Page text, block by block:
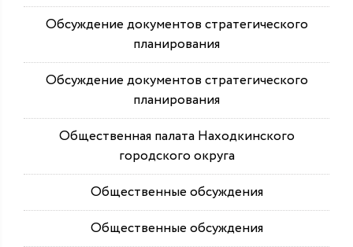
Обсуждение документов стратегического
планирования
Обсуждение документов стратегического
планирования
Общественная палата Находкинского
городского округа
Общественные обсуждения
Общественные обсуждения